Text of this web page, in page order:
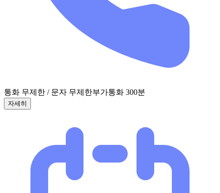
통화 무제한 / 문자 무제한부가통화 300분
자세히